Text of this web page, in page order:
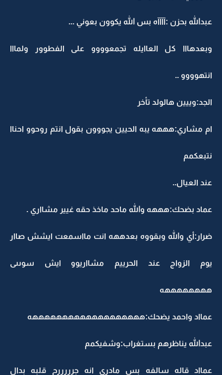
عبدالله بحزن :آآآآه بس الله يكوون بعوني ...
وبعدهااا كل العاايله تجمعوووو على الفطوور ولمااا
انتهوووو ..
الجد:وييين هالولد تأخر
ام مشاري:هههه يبه الحيين يجووون بقول انتم روحوو احناا
نتبعكمم
عند العيال..
عماد بضحك:هههه والله ماحد ماخذ حقه غيير مشااري .
ضرار:أي والله وبقووه بعدههه انت مااسمعت ايشش صاار
يوم الزواج عند الحرييم مشااريوو ايش سوىىى
ههههههههه
عمااد واحمد يضحك:هههههههههههههههههههه
عبدالله يناظرهم بستغراب:وشفيكمم
عمااد قاله سالفه بس مادرى انه جرررررح قلبه بدال